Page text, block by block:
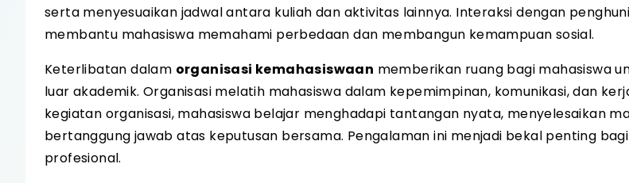
serta menyesuaikan jadwal antara kuliah dan aktivitas lainnya. Interaksi dengan
membantu mahasiswa memahami perbedaan dan membangun kemampuan sosial.
Keterlibatan dalam organisasi kemahasiswaan memberikan ruang bagi mahasiswa
luar akademik. Organisasi melatih mahasiswa dalam kepemimpinan, komunikasi, dan
kegiatan organisasi, mahasiswa belajar menghadapi tantangan nyata, menyelesaikan
bertanggung jawab atas keputusan bersama. Pengalaman ini menjadi bekal penting
profesional.